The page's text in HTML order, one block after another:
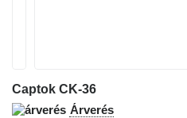
Captok CK-36
Árverés